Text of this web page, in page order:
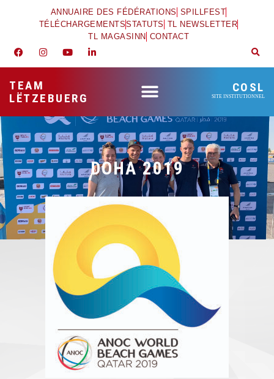
ANNUAIRE DES FÉDÉRATIONS SPILLFEST
TÉLÉCHARGEMENTSSTATUTS TL NEWSLETTER
TL MAGASINN CONTACT
TEAM
LËTZEBUERG
COSL
SITE INSTITUTIONNEL
DOHA 2019